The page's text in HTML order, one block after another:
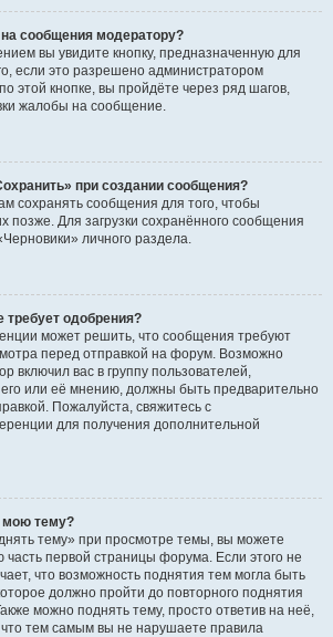
сообщения модератору?
вы увидите кнопку, предназначенную для
если это разрешено администратором
этой кнопке, вы пройдёте через ряд шагов,
жалобы на сообщение.
при создании сообщения?
сохранять сообщения для того, чтобы
позже. Для загрузки сохранённого сообщения
личного раздела.
одобрения?
может решить, что сообщения требуют
перед отправкой на форум. Возможно
включил вас в группу пользователей,
или её мнению, должны быть предварительно
Пожалуйста, свяжитесь с
для получения дополнительной
мою тему?
тему» при просмотре темы, вы можете
первой страницы форума. Если этого не
что возможность поднятия тем могла быть
должно пройти до повторного поднятия
можно поднять тему, просто ответив на неё,
что тем самым вы не нарушаете правила